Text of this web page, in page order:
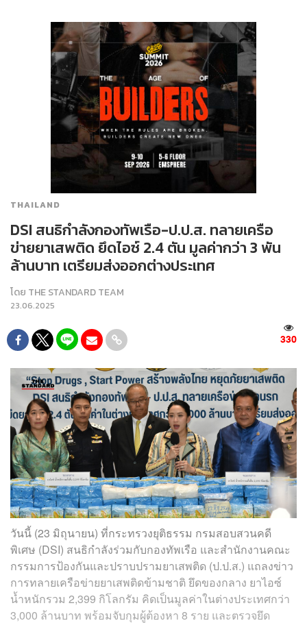
THAILAND
DSI สนธิกำลังกองทัพเรือ-ป.ป.ส. ทลายเครือ
ข่ายยาเสพติด ยึดไอซ์ 2.4 ตัน มูลค่ากว่า 3 พัน
ล้านบาท เตรียมส่งออกต่างประเทศ
โดย THE STANDARD TEAM
23.06.2025
330
วันนี้ (23 มิถุนายน) ที่กระทรวงยุติธรรม กรมสอบสวนคดี
พิเศษ (DSI) สนธิกำลังร่วมกับกองทัพเรือ และสำนักงานคณะ
กรรมการป้องกันและปราบปรามยาเสพติด (ป.ป.ส.) แถลงข่าว
การทลายเครือข่ายยาเสพติดข้ามชาติ ยึดของกลาง ยาไอซ์
น้ำหนักรวม 2,399 กิโลกรัม คิดเป็นมูลค่าในต่างประเทศกว่า
3,000 ล้านบาท พร้อมจับกุมผู้ต้องหา 8 ราย และตรวจยึด